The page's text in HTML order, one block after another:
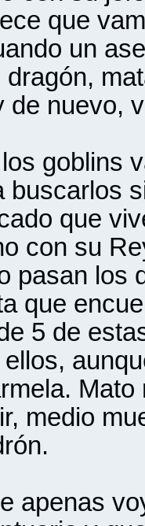
que
un
de nuevo,
goblins
buscarlos
que
con su
pasan los
que
5 de
medio
apenas